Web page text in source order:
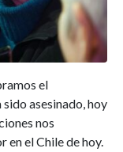
el
asesinado, hoy
nos
en el Chile de hoy.